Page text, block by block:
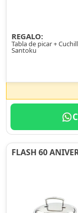
REGALO:
Tabla de picar +
Santoku
FLASH 60